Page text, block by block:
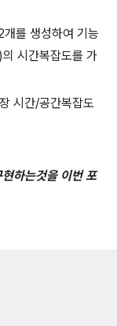
를 생성하여 기능
시간복잡도를 가
시간/공간복잡도
하는것을 이번 포